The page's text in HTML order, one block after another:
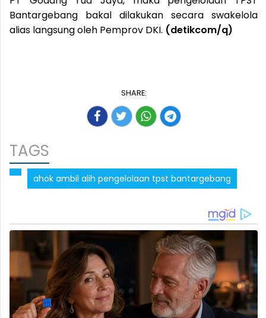
Bantargebang bakal dilakukan secara swakelola
alias langsung oleh Pemprov DKI. (detikcom/q)
SHARE:
TAGS
ahok ambil alih pengelolaan tpst bantargebang